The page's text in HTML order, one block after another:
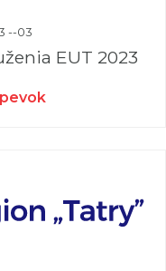
--03
EUT 2023